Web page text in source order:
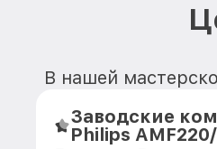
В нашей
Заводские
Philips